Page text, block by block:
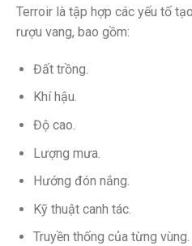
Terroir là tập hợp các yếu tố
rượu vang, bao gồm:
Đất trồng.
Khí hậu.
Độ cao.
Lượng mưa.
Hướng đón nắng.
Kỹ thuật canh tác.
Truyền thống của từng vùng.